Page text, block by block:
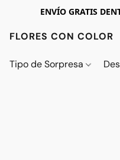
ENVÍO GRATIS
FLORES CON COLOR
Tipo de Sorpresa